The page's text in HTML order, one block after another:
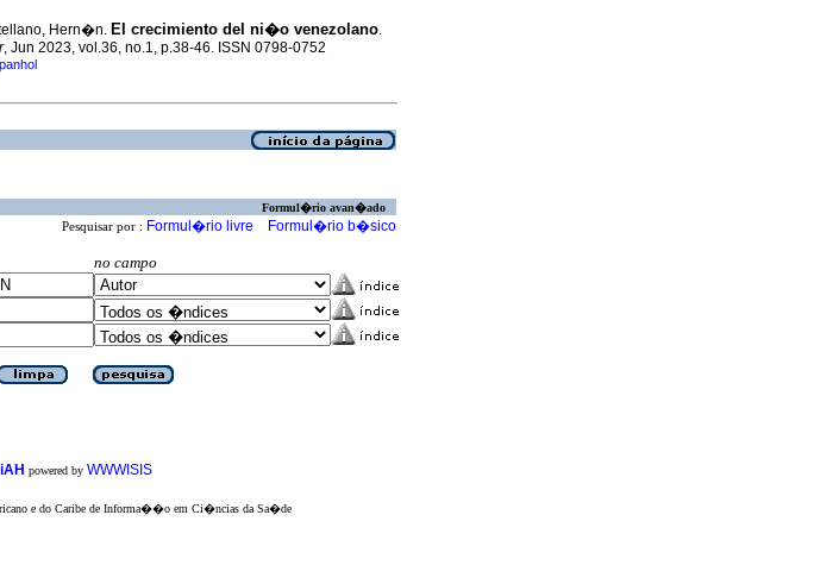
Hern�n. El crecimiento del ni�o venezolano.
, Jun 2023, vol.36, no.1, p.38-46. ISSN 0798-0752
Formul�rio avan�ado
Pesquisar por : Formul�rio livre Formul�rio b�sico
no campo
iAH powered by WWWISIS
e do Caribe de Informa��o em Ci�ncias da Sa�de